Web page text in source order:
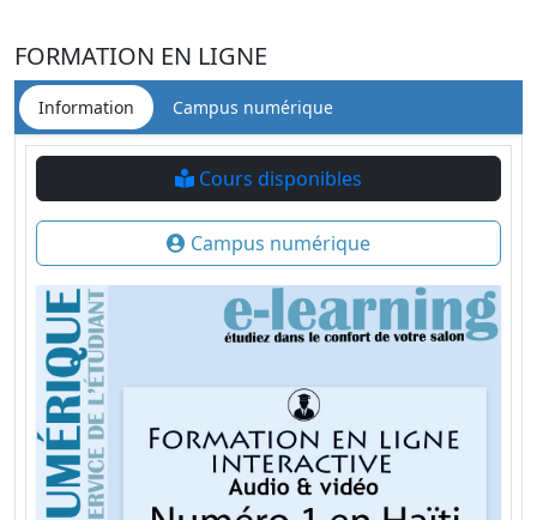
FORMATION EN LIGNE
Information Campus numérique
Cours disponibles
Campus numérique